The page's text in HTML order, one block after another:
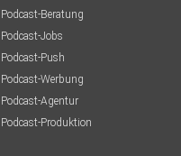
Podcast-Beratung
Podcast-Jobs
Podcast-Push
Podcast-Werbung
Podcast-Agentur
Podcast-Produktion